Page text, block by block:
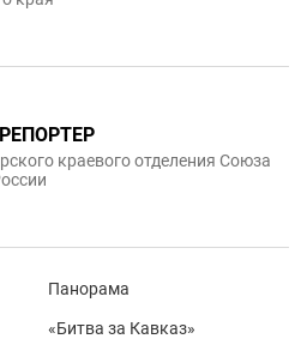
краевого отделения Союза
Панорама
«Битва за Кавказ»